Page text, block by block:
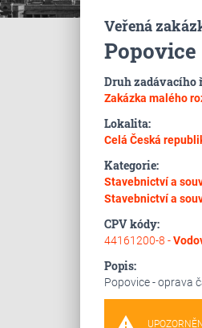
Veřená
Popovice
Druh zadávacího
Zakázka malého
Lokalita:
Celá Česká
Kategorie:
Stavebnictví a
Stavebnictví a
CPV kódy:
44161200-8 -
Popis:
Popovice - oprava
warning